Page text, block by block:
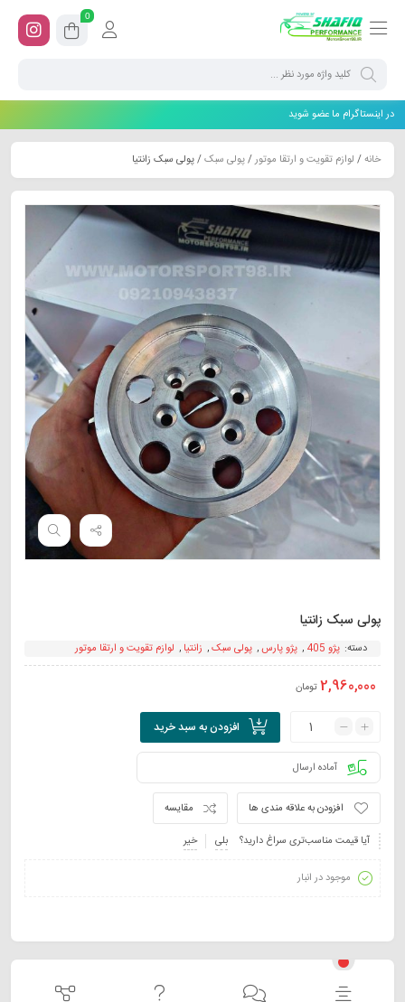
0
در اینستاگرام ما عضو شوید
خانه/ لوازم تقویت و ارتقا موتور/پولی سبک/ پولی سبک زانتیا
پولی سبک زانتیا
دسته: پژو 405 , پژو پارس, پولی سبک, زانتیا , لوازم تقویت و ارتقا موتور
2,960,000 تومان
افزودن به سبد خرید
آماده ارسال
مقایسه
افزودن به علاقه مندی ها
آیا قیمت مناسب‌تری سراغ دارید؟
بلی خیر
موجود در انبار